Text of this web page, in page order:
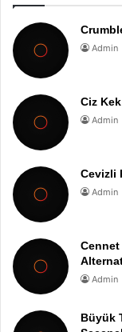
Admin
Ciz
Admin
Cevizli
Admin
Cennet
Admin
Büyük